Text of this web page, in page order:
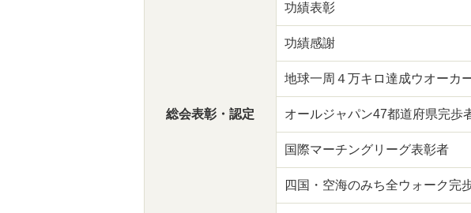
総会表彰・認定
功績表彰
功績感謝
地球一周４万キロ達成ウオーカ
オールジャパン47都道府県完歩
国際マーチングリーグ表彰者
四国・空海のみち全ウォーク完